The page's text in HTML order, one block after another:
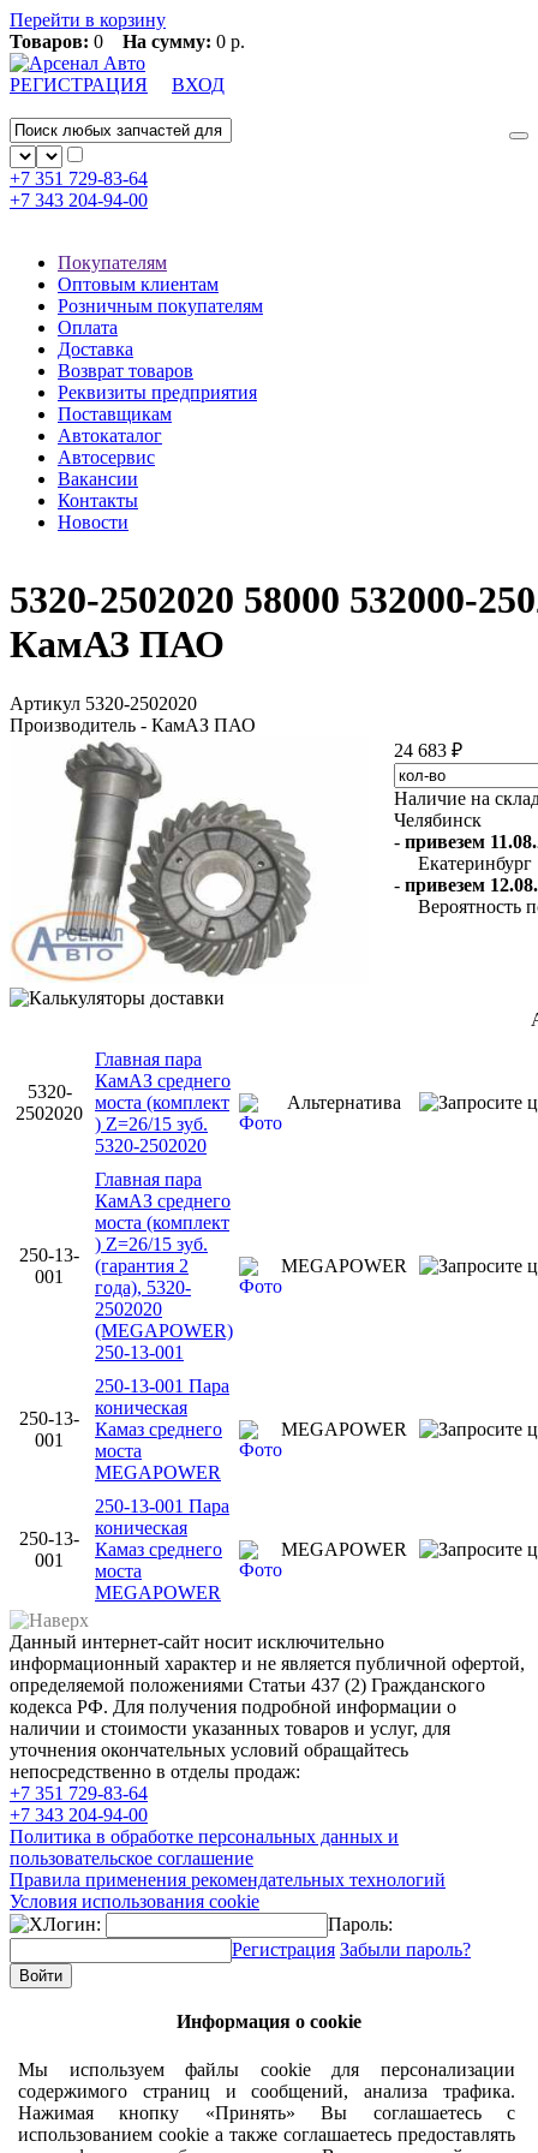
Перейти в корзину
Товаров: 0 На сумму: 0 р.
РЕГИСТРАЦИЯ ВХОД
+7 351 729-83-64
+7 343 204-94-00
Покупателям
Оптовым клиентам
Розничным покупателям
Оплата
Доставка
Возврат товаров
Реквизиты предприятия
Поставщикам
Автокаталог
Автосервис
Вакансии
Контакты
Новости
5320-2502020 58000 532000-
КамАЗ ПАО
Артикул 5320-2502020
Производитель - КамАЗ ПАО
24 683 ₽
Наличие на
Челябинск
- привезем
Екатеринбург
- привезем
Вероятность
5320-
2502020
Главная пара
КамАЗ среднего
моста (комплект
) Z=26/15 зуб.
5320-2502020
Альтернатива
250-13-
001
Главная пара
КамАЗ среднего
моста (комплект
) Z=26/15 зуб.
(гарантия 2
года), 5320-
2502020
(MEGAPOWER)
250-13-001
MEGAPOWER
250-13-
001
250-13-001 Пара
коническая
Камаз среднего
моста
MEGAPOWER
MEGAPOWER
250-13-
001
250-13-001 Пара
коническая
Камаз среднего
моста
MEGAPOWER
MEGAPOWER
Данный интернет-сайт носит исключительно
информационный характер и не является публичной офертой,
определяемой положениями Статьи 437 (2) Гражданского
кодекса РФ. Для получения подробной информации о
наличии и стоимости указанных товаров и услуг, для
уточнения окончательных условий обращайтесь
непосредственно в отделы продаж:
+7 351 729-83-64
+7 343 204-94-00
Политика в обработке персональных данных и
пользовательское соглашение
Правила применения рекомендательных технологий
Условия использования cookie
Логин:
Пароль:
Регистрация Забыли пароль?
Информация о cookie
Мы используем файлы cookie для персонализации
содержимого страниц и сообщений, анализа трафика.
Нажимая кнопку «Принять» Вы соглашаетесь с
использованием cookie а также соглашаетесь предоставлять